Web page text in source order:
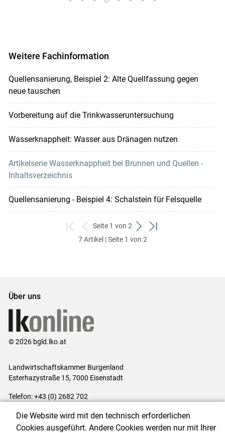
Weitere Fachinformation
Quellensanierung, Beispiel 2: Alte Quellfassung gegen
neue tauschen
Vorbereitung auf die Trinkwasseruntersuchung
Wasserknappheit: Wasser aus Dränagen nutzen
Artikelserie Wasserknappheit bei Brunnen und Quellen -
Inhaltsverzeichnis
Quellensanierung - Beispiel 4: Schalstein für Felsquelle
zum
ersten
zurück
zum
Seite 1 von 2
weiter
zum
zum
7 Artikel | Seite 1 von 2
Über uns
© 2026 bgld.lko.at
Landwirtschaftskammer Burgenland
Esterhazystraße 15, 7000 Eisenstadt
Telefon: +43 (0) 2682 702
Impressum|Kontakt|Datenschutzerklärung|Barrierefreiheit|
Die Website wird mit den technisch erforderlichen
Cookies ausgeführt. Andere Cookies werden nur mit Ihrer